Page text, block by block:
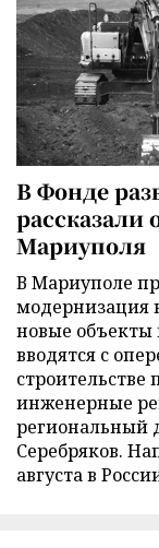
В Фонде
рассказали
Мариуполя
В Мариуполе
модернизация
новые объекты
вводятся с
инженерные
региональный
Серебряков.
августа в